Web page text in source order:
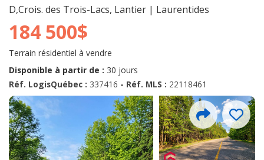
D,Crois. des Trois-Lacs, Lantier | Laurentides
184 500$
Terrain résidentiel à vendre
Disponible à partir de : 30 jours
Réf. LogisQuébec : 337416 - Réf. MLS : 22118461